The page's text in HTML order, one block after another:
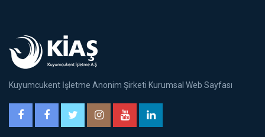
Kuyumcukent İşletme Anonim Şirketi Kurumsal Web Sayfası